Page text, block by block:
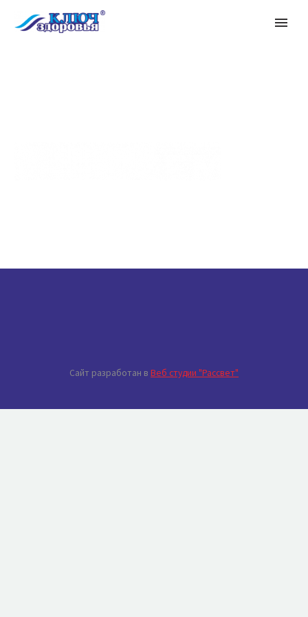
Сайт разработан в Веб студии "Рассвет"